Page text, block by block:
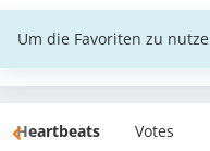
Um die Favoriten zu
Heartbeats Votes